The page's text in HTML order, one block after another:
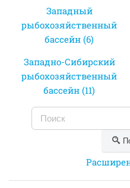
Западный
рыбохозяйственный
бассейн (6)
Западно-Сибирский
рыбохозяйственный
бассейн (11)